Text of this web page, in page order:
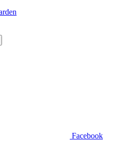
Facebook